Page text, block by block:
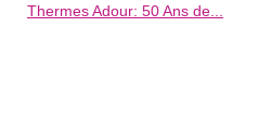
Thermes Adour: 50 Ans de...